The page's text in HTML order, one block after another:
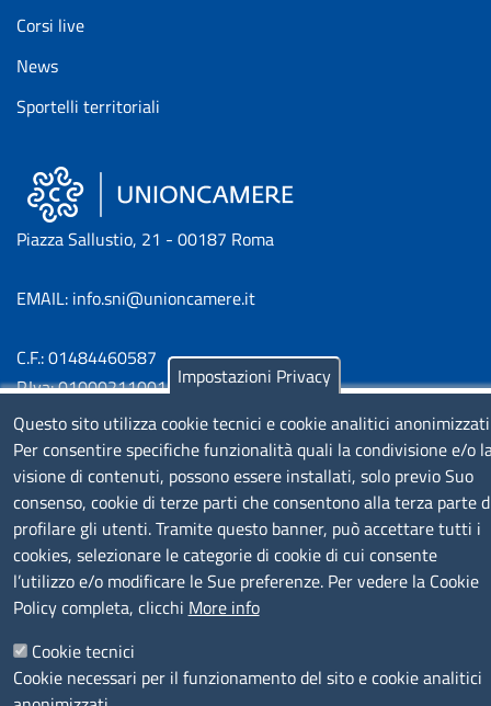
Corsi live
News
Sportelli territoriali
Piazza Sallustio, 21 - 00187 Roma
EMAIL: info.sni@unioncamere.it
C.F.: 01484460587
P.Iva: 01000211001
SERVIZIO REALIZZATO DA
Impostazioni Privacy
Questo sito utilizza cookie tecnici e cookie analitici
Per consentire specifiche funzionalità quali la condivisione e/o
visione di contenuti, possono essere installati, solo previo Suo
consenso, cookie di terze parti che consentono alla terza parte
profilare gli utenti. Tramite questo banner, può accettare tutti i
cookies, selezionare le categorie di cookie di cui consente
l’utilizzo e/o modificare le Sue preferenze. Per vedere la Cookie
Policy completa, clicchi More info
Cookie tecnici
Cookie necessari per il funzionamento del sito e cookie analitici